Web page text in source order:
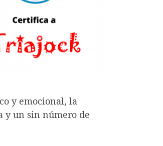
y emocional, la
y un sin número de